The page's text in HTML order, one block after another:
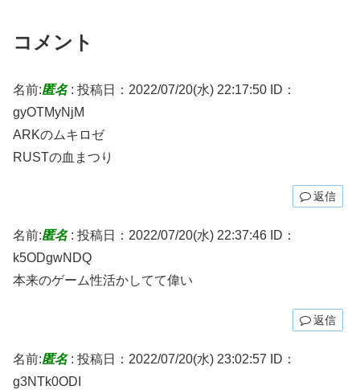
コメント
名前:匿名: 投稿日：2022/07/20(水) 22:17:50 ID：
gyOTMyNjM
ARKのムキロゼ
RUSTの血まつり
返信
名前:匿名: 投稿日：2022/07/20(水) 22:37:46 ID：
k5ODgwNDQ
本来のゲーム性活かしてて偉い
返信
名前:匿名: 投稿日：2022/07/20(水) 23:02:57
ID：
g3NTk0ODI